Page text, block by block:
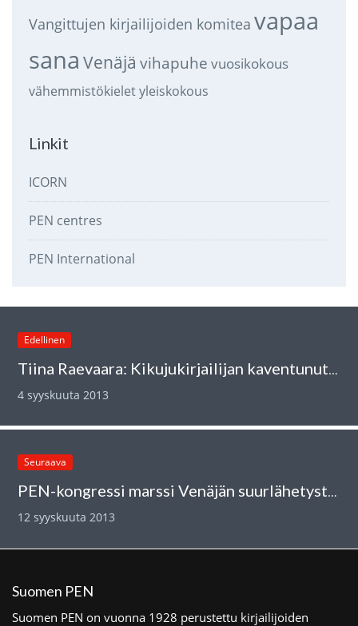
Vangittujen kirjailijoiden komitea vapaa
sana Venäjä vihapuhe vuosikokous
vähemmistökieletyleiskokous
Linkit
ICORN
PEN centres
PEN International
Edellinen
Tiina Raevaara: Kikujukirjailijan kaventunut sananvapaus
4 syyskuuta 2013
Seuraava
PEN-kongressi marssi Venäjän suurlähetystöön
12 syyskuuta 2013
Suomen PEN
Suomen PEN on vuonna 1928 perustettu kirjailijoiden